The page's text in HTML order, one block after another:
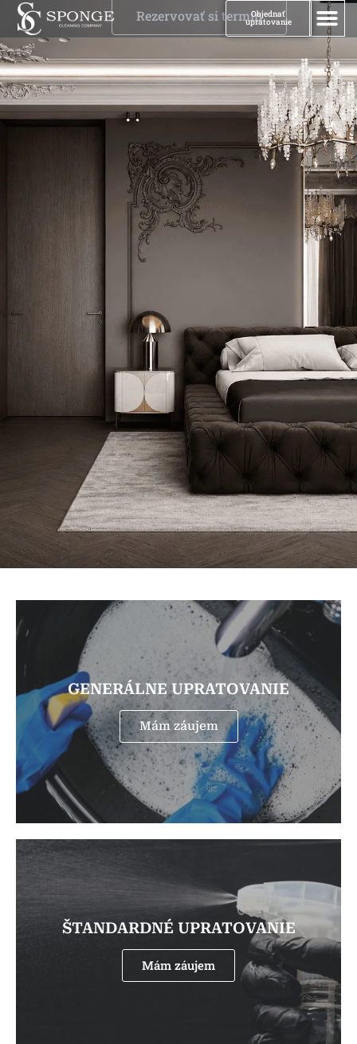
Objednať
upratovanie
Rezervovať si termín
GENERÁLNE UPRATOVANIE
Mám záujem
ŠTANDARDNÉ UPRATOVANIE
Mám záujem